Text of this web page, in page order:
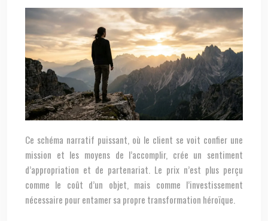
Ce schéma narratif puissant, où le client se voit confier une
mission et les moyens de l’accomplir, crée un sentiment
d’appropriation et de partenariat. Le prix n’est plus perçu
comme le coût d’un objet, mais comme l’investissement
nécessaire pour entamer sa propre transformation héroïque.